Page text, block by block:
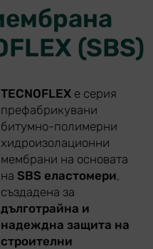
(SBS)
TECNOFLEX е серия
префабрикувани
битумно-полимерни
хидроизолационни
мембрани на основата
на SBS еластомери,
създадена за
дълготрайна и
надеждна защита на
строителни